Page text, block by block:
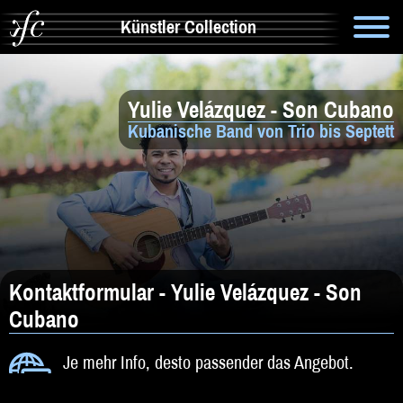
Künstler Collection
Suche
Info
Artistik & Tanz
Bands
Solomusiker
Zauberer & Co
Alleinunterhalter
Comedy
Yulie Velázquez - Son Cubano
Kubanische Band von Trio bis Septett
Kontaktformular - Yulie Velázquez - Son
Cubano
Je mehr Info, desto passender das Angebot.